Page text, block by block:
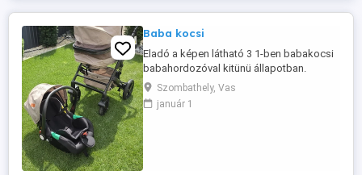
Baba kocsi
Eladó a képen látható 3 1-ben babakocsi
babahordozóval kitünü állapotban.
Szombathely, Vas
január 1